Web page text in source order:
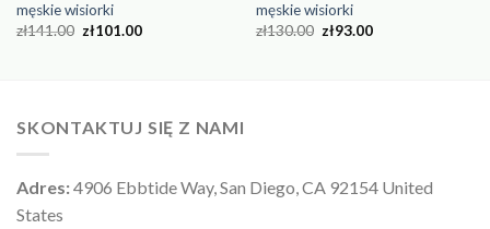
męskie wisiorki
zł141.00 zł101.00
męskie wisiorki
zł130.00 zł93.00
SKONTAKTUJ SIĘ Z NAMI
Adres:4906 Ebbtide Way, San Diego, CA 92154 United
States